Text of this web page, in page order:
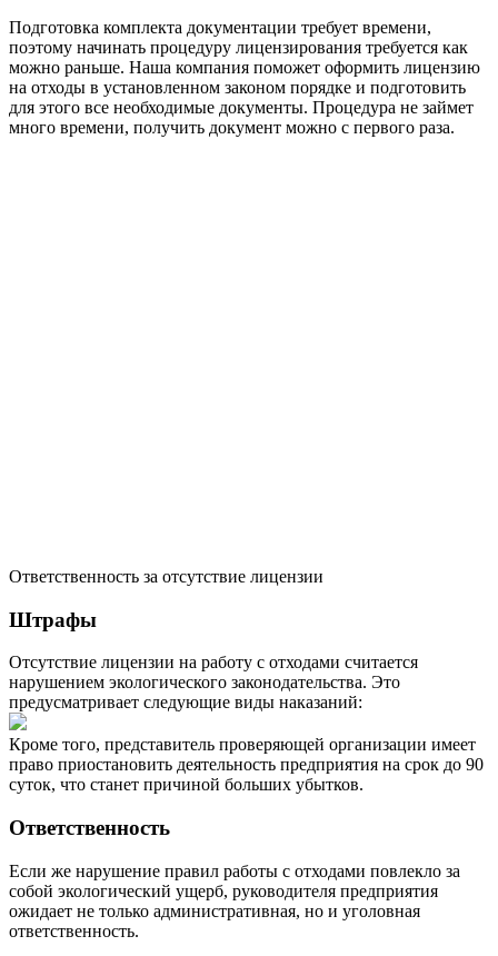
Подготовка комплекта документации требует времени,
поэтому начинать процедуру лицензирования требуется как
можно раньше. Наша компания поможет оформить лицензию
на отходы в установленном законом порядке и подготовить
для этого все необходимые документы. Процедура не займет
много времени, получить документ можно с первого раза.
Ответственность за отсутствие лицензии
Штрафы
Отсутствие лицензии на работу с отходами считается
нарушением экологического законодательства. Это
предусматривает следующие виды наказаний:
Кроме того, представитель проверяющей организации имеет
право приостановить деятельность предприятия на срок до 90
суток, что станет причиной больших убытков.
Ответственность
Если же нарушение правил работы с отходами повлекло за
собой экологический ущерб, руководителя предприятия
ожидает не только административная, но и уголовная
ответственность.